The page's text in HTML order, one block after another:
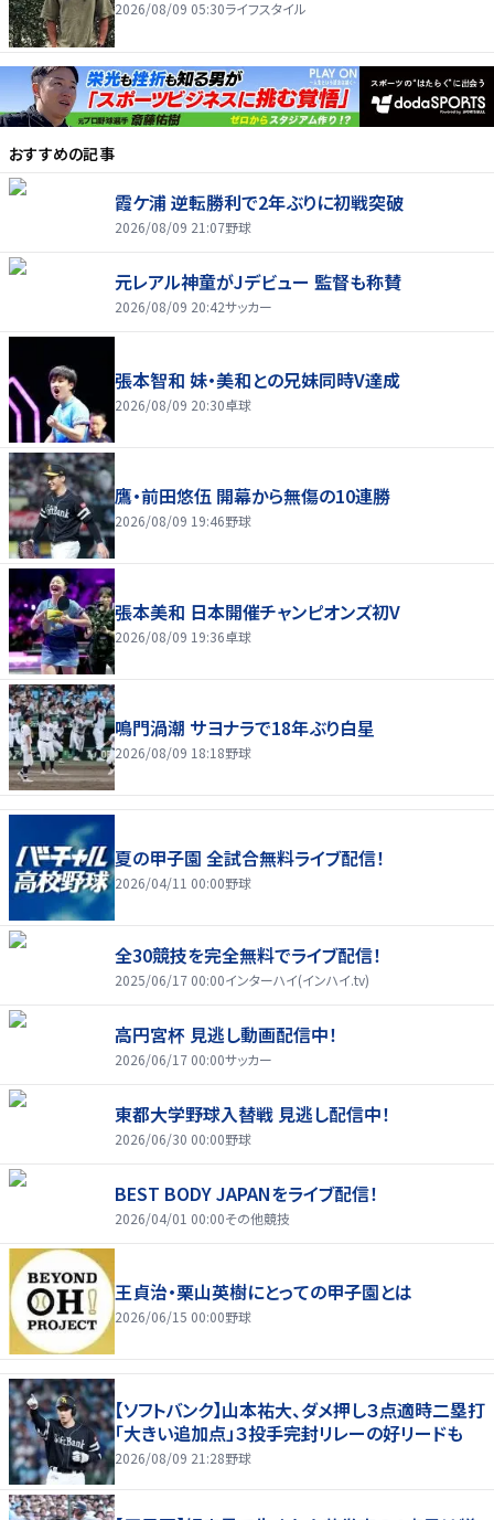
2026/08/09 05:30ライフスタイル
おすすめの記事
霞ケ浦 逆転勝利で2年ぶりに初戦突破
2026/08/09 21:07野球
元レアル神童がJデビュー 監督も称賛
2026/08/09 20:42サッカー
張本智和 妹・美和との兄妹同時V達成
2026/08/09 20:30卓球
鷹・前田悠伍 開幕から無傷の10連勝
2026/08/09 19:46野球
張本美和 日本開催チャンピオンズ初V
2026/08/09 19:36卓球
鳴門渦潮 サヨナラで18年ぶり白星
2026/08/09 18:18野球
夏の甲子園 全試合無料ライブ配信！
2026/04/11 00:00野球
全30競技を完全無料でライブ配信！
2025/06/17 00:00インターハイ(インハイ.tv)
高円宮杯 見逃し動画配信中！
2026/06/17 00:00サッカー
東都大学野球入替戦 見逃し配信中！
2026/06/30 00:00野球
BEST BODY JAPANをライブ配信！
2026/04/01 00:00その他競技
王貞治・栗山英樹にとっての甲子園とは
2026/06/15 00:00野球
【ソフトバンク】山本祐大、ダメ押し３点適時二塁打
「大きい追加点」３投手完封リレーの好リードも
2026/08/09 21:28野球